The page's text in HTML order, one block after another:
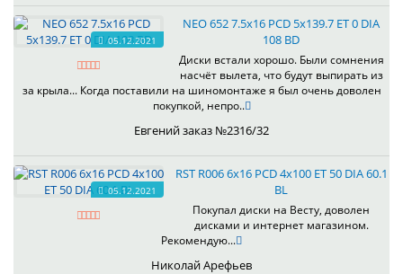
05.12.2021
NEO 652 7.5x16 PCD 5x139.7 ET 0 DIA
108 BD
Диски встали хорошо. Были сомнения
насчёт вылета, что будут выпирать из
за крыла... Когда поставили на шиномонтаже я был очень доволен
покупкой, непро..
Евгений заказ №2316/32
05.12.2021
RST R006 6x16 PCD 4x100 ET 50 DIA 60.1
BL
Покупал диски на Весту, доволен
дисками и интернет магазином.
Рекомендую...
Николай Арефьев